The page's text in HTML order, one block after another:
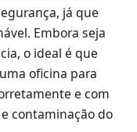
já que
Embora seja
o ideal é que
oficina para
e com
contaminação do